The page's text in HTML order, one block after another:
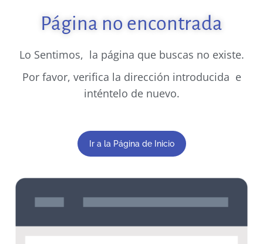
Página no encontrada
Lo Sentimos, la página que buscas no existe.
Por favor, verifica la dirección introducida e
inténtelo de nuevo.
Ir a la Página de Inicio